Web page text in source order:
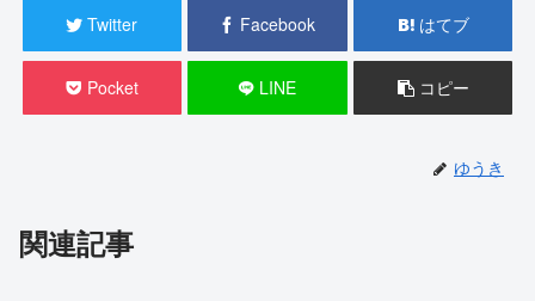
Twitter Facebook はてブ
Pocket LINE コピー
ゆうき
関連記事